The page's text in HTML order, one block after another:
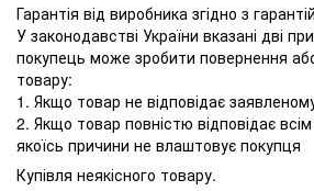
Гарантія від виробника згідно з
У законодавстві України вказані дві
покупець може зробити повернення
товару:
1. Якщо товар не відповідає
2. Якщо товар повністю відповідає
якоїсь причини не влаштовує покупця
Купівля неякісного товару.